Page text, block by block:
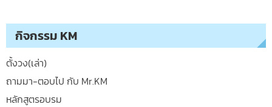
กิจกรรม KM
ตั้งวง(เล่า)
ถามมา-ตอบไป กับ Mr.KM
หลักสูตรอบรม